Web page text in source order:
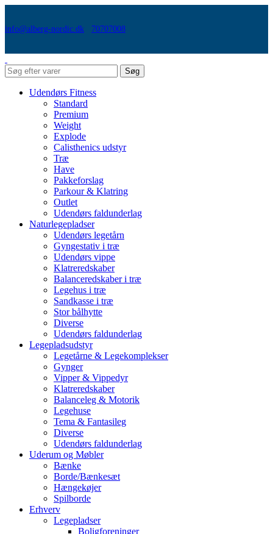
info@alberg-nordic.dk 70707008
Søg
Udendørs Fitness
Standard
Premium
Weight
Explode
Calisthenics udstyr
Træ
Have
Pakkeforslag
Parkour & Klatring
Outlet
Udendørs faldunderlag
Naturlegepladser
Udendørs legetårn
Gyngestativ i træ
Udendørs vippe
Klatreredskaber
Balanceredskaber i træ
Legehus i træ
Sandkasse i træ
Stor bålhytte
Diverse
Udendørs faldunderlag
Legepladsudstyr
Legetårne & Legekomplekser
Gynger
Vipper & Vippedyr
Klatreredskaber
Balanceleg & Motorik
Legehuse
Tema & Fantasileg
Diverse
Udendørs faldunderlag
Uderum og Møbler
Bænke
Borde/Bænkesæt
Hængekøjer
Spilborde
Erhverv
Legepladser
Boligforeninger